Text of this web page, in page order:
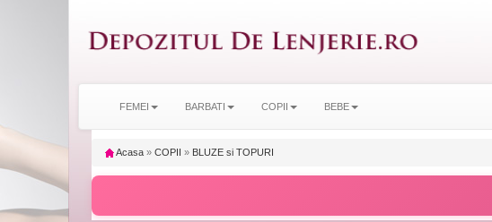
FEMEI BARBATI COPII BEBE
Acasa » COPII » BLUZE si TOPURI